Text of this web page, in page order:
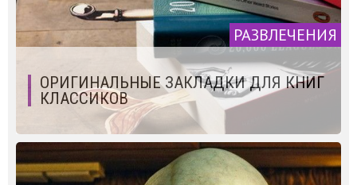
РАЗВЛЕЧЕНИЯ
ОРИГИНАЛЬНЫЕ ЗАКЛАДКИ ДЛЯ КНИГ
КЛАССИКОВ